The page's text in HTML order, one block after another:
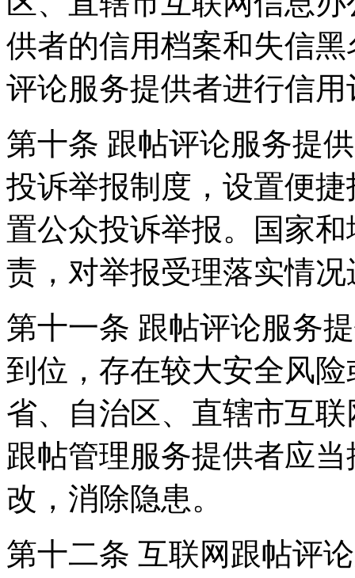
供者的信用档案和失信
评论服务提供者进行信用
第十条 跟帖评论服务提
投诉举报制度，设置便
置公众投诉举报。国家
责，对举报受理落实情
第十一条 跟帖评论服务
到位，存在较大安全风
省、自治区、直辖市互
跟帖管理服务提供者应
改，消除隐患。
第十二条 互联网跟帖评